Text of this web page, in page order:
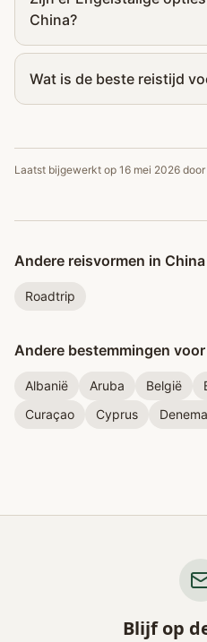
China?
Wat is de beste reistijd
Laatst bijgewerkt op 16 mei 2026
Andere reisvormen in China
Roadtrip
Andere bestemmingen
Albanië Aruba België
Curaçao
Cyprus
Blijf op